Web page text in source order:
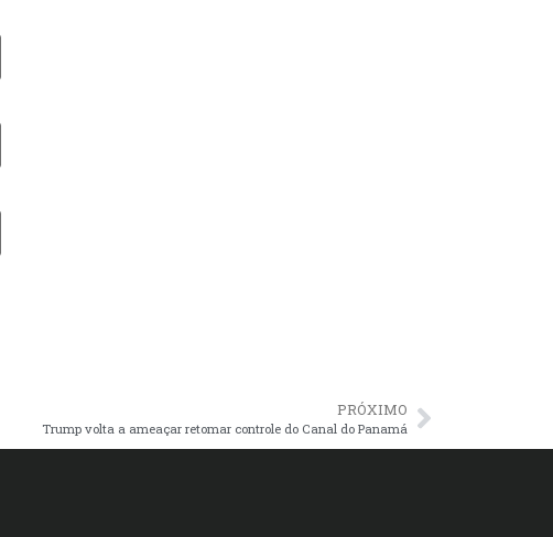
PRÓXIMO
Trump volta a ameaçar retomar controle do Canal do Panamá